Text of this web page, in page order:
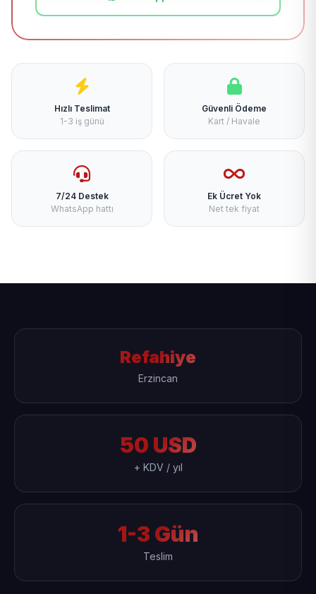
Hızlı Teslimat
1-3 iş günü
Güvenli Ödeme
Kart / Havale
7/24 Destek
WhatsApp hattı
Ek Ücret Yok
Net tek fiyat
Refahiye
Erzincan
50 USD
+ KDV / yıl
1-3 Gün
Teslim